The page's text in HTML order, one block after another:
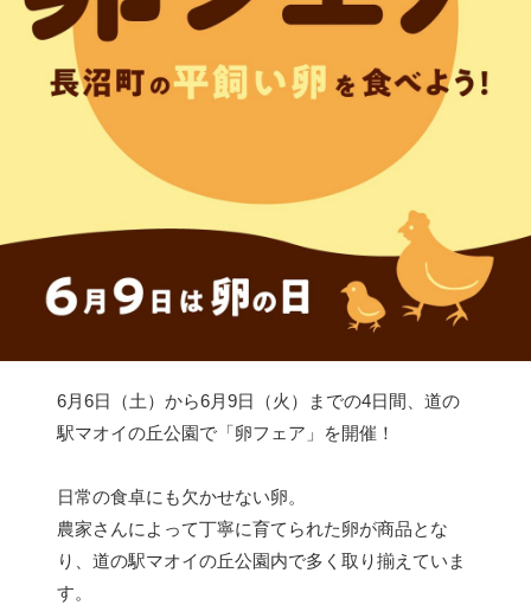
6月6日（土）から6月9日（火）までの4日間、道の
駅マオイの丘公園で「卵フェア」を開催！
日常の食卓にも欠かせない卵。
農家さんによって丁寧に育てられた卵が商品とな
り、道の駅マオイの丘公園内で多く取り揃えていま
す。